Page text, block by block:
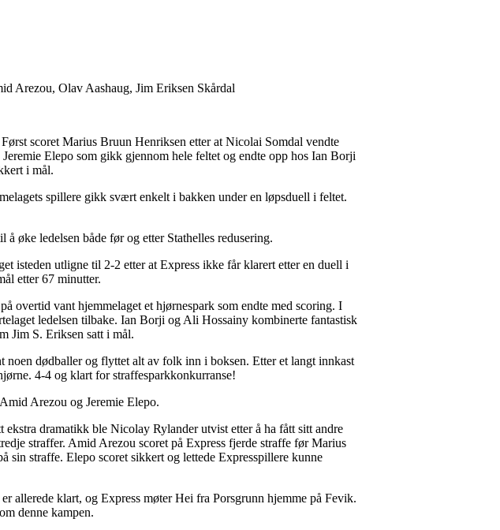
Arezou, Olav Aashaug, Jim Eriksen Skårdal
scoret Marius Bruun Henriksen etter at Nicolai Somdal vendte
Elepo som gikk gjennom hele feltet og endte opp hos Ian Borji
i mål.
spillere gikk svært enkelt i bakken under en løpsduell i feltet.
øke ledelsen både før og etter Stathelles redusering.
isteden utligne til 2-2 etter at Express ikke får klarert etter en duell i
etter 67 minutter.
overtid vant hjemmelaget et hjørnespark som endte med scoring. I
ledelsen tilbake. Ian Borji og Ali Hossainy kombinerte fantastisk
Jim S. Eriksen satt i mål.
dødballer og flyttet alt av folk inn i boksen. Etter et langt innkast
4-4 og klart for straffesparkkonkurranse!
Arezou og Jeremie Elepo.
dramatikk ble Nicolay Rylander utvist etter å ha fått sitt andre
straffer. Amid Arezou scoret på Express fjerde straffe før Marius
sin straffe. Elepo scoret sikkert og lettede Expresspillere kunne
allerede klart, og Express møter Hei fra Porsgrunn hjemme på Fevik.
denne kampen.